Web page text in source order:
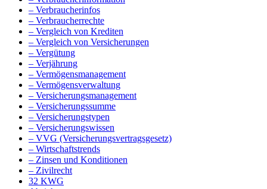
– Verbraucherinfos
– Verbraucherrechte
– Vergleich von Krediten
– Vergleich von Versicherungen
– Vergütung
– Verjährung
– Vermögensmanagement
– Vermögensverwaltung
– Versicherungsmanagement
– Versicherungssumme
– Versicherungstypen
– Versicherungswissen
– VVG (Versicherungsvertragsgesetz)
– Wirtschaftstrends
– Zinsen und Konditionen
– Zivilrecht
32 KWG